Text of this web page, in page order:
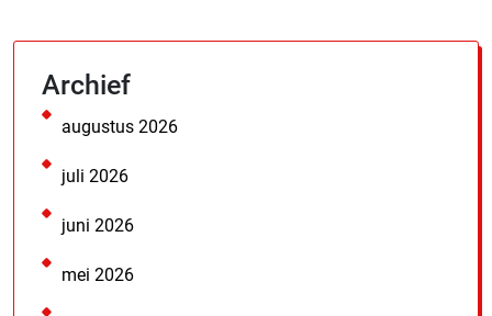
Archief
augustus 2026
juli 2026
juni 2026
mei 2026